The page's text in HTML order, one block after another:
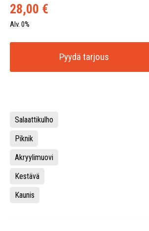
28,00 €
Alv. 0%
Pyydä tarjous
Salaattikulho
Piknik
Akryylimuovi
Kestävä
Kaunis